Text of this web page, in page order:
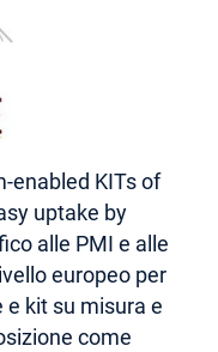
enabled KITs of
uptake by
alle PMI e alle
europeo per
kit su misura e
come